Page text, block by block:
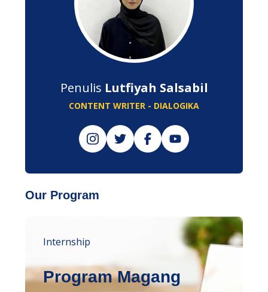
Penulis Lutfiyah Salsabil
CONTENT WRITER - DIALOGIKA
Our Program
Internship
Program Magang